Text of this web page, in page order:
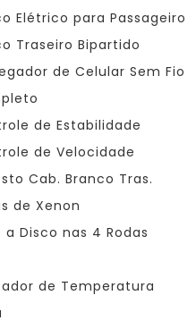
Elétrico para Passageiro
Traseiro Bipartido
de Celular Sem Fio
de Estabilidade
de Velocidade
Cab. Branco Tras.
de Xenon
a Disco nas 4 Rodas
de Temperatura